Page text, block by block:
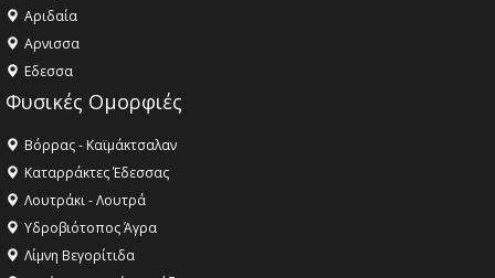
Αριδαία
Aρνισσα
Eδεσσα
Φυσικές Ομορφιές
Βόρρας - Καϊμάκτσαλαν
Καταρράκτες Έδεσσας
Λουτράκι - Λουτρά
Υδροβιότοπος Άγρα
Λίμνη Βεγορίτιδα